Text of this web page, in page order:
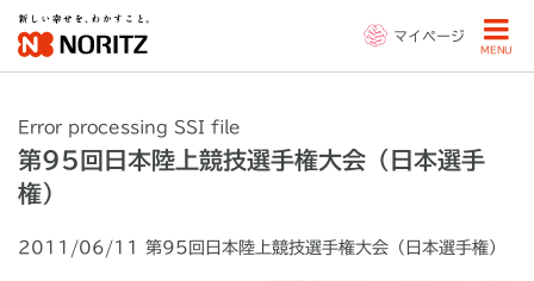
マイページ
MENU
Error processing SSI file
第95回日本陸上競技選手権大会（日本選手
権）
2011/06/11 第95回日本陸上競技選手権大会（日本選手権）